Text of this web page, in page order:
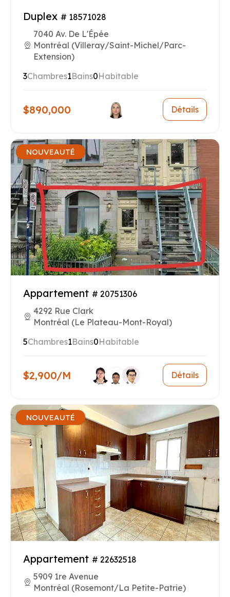
Duplex # 18571028
7040 Av. De L'Épée
Montréal (Villeray/Saint-Michel/Parc-
Extension)
3Chambres1Bains0Habitable
$890,000 Détails
NOUVEAUTÉ
Appartement # 20751306
4292 Rue Clark
Montréal (Le Plateau-Mont-Royal)
5Chambres1Bains0Habitable
$2,900/M Détails
NOUVEAUTÉ
Appartement # 22632518
5909 1re Avenue
Montréal (Rosemont/La Petite-Patrie)